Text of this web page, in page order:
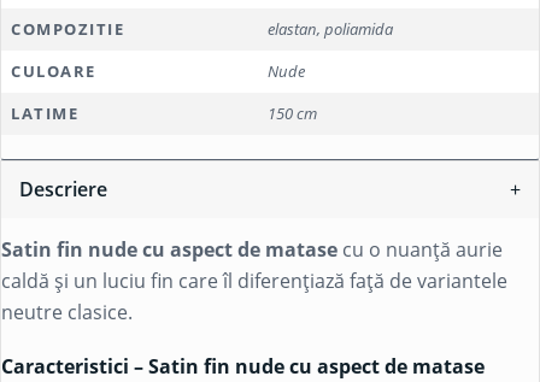
Descriere
Satin fin nude cu aspect de matase cu o nuanță aurie
caldă și un luciu fin care îl diferențiază față de variantele
neutre clasice.
Caracteristici – Satin fin nude cu aspect de matase
COMPOZITIE
elastan, poliamida
CULOARE
Nude
LATIME
150 cm